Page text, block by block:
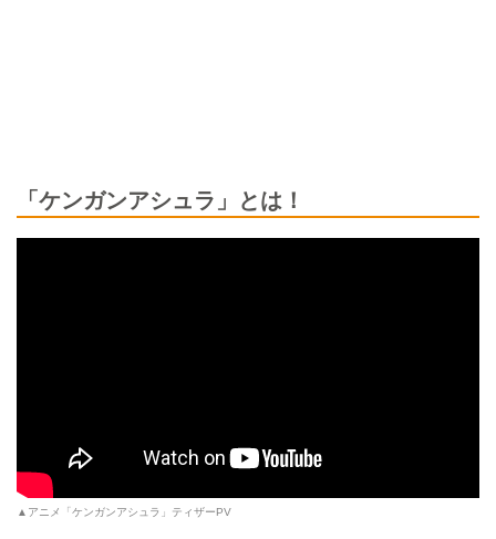
「ケンガンアシュラ」とは！
▲アニメ「ケンガンアシュラ」ティザーPV